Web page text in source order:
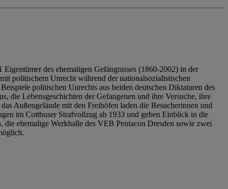
des ehemaligen Gefängnisses (1860-2002) in der
politischem Unrecht während der nationalsozialistischen
politischen Unrechts aus beiden deutschen Diktaturen des
die Lebensgeschichten der Gefangenen und ihre Versuche, ihre
Außengelände mit den Freihöfen laden die Besucherinnen und
im Cottbuser Strafvollzug ab 1933 und geben Einblick in die
ehemalige Werkhalle des VEB Pentacon Dresden sowie zwei